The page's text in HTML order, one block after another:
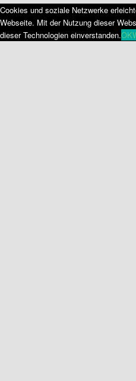
Cookies und soziale Netzwerke
Webseite. Mit der Nutzung dieser
dieser Technologien einverstanden.OK